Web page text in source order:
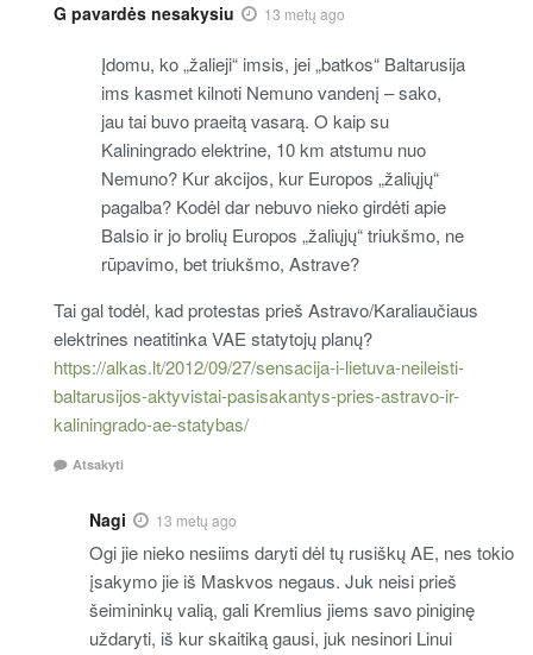
G pavardės nesakysiu 13 metų ago
Įdomu, ko „žalieji“ imsis, jei „batkos“ Baltarusija
ims kasmet kilnoti Nemuno vandenį – sako,
jau tai buvo praeitą vasarą. O kaip su
Kaliningrado elektrine, 10 km atstumu nuo
Nemuno? Kur akcijos, kur Europos „žaliųjų“
pagalba? Kodėl dar nebuvo nieko girdėti apie
Balsio ir jo brolių Europos „žaliųjų“ triukšmo, ne
rūpavimo, bet triukšmo, Astrave?
Tai gal todėl, kad protestas prieš Astravo/Karaliaučiaus
elektrines neatitinka VAE statytojų planų?
https://alkas.lt/2012/09/27/sensacija-i-lietuva-neileisti-
baltarusijos-aktyvistai-pasisakantys-pries-astravo-ir-
kaliningrado-ae-statybas/
Atsakyti
Nagi 13 metų ago
Ogi jie nieko nesiims daryti dėl tų rusiškų AE, nes tokio
įsakymo jie iš Maskvos negaus. Juk neisi prieš
šeimininkų valią, gali Kremlius jiems savo piniginę
uždaryti, iš kur skaitiką gausi, juk nesinori Linui